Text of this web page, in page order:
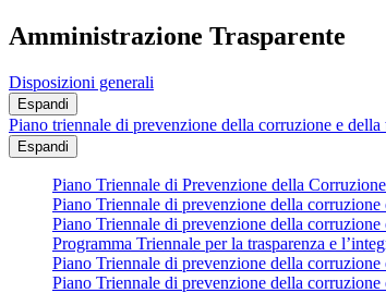
Amministrazione Trasparente
Disposizioni generali
Espandi
Piano triennale di prevenzione della corruzione e della
Espandi
Piano Triennale di Prevenzione della
Piano Triennale di prevenzione della corruzione
Piano Triennale di prevenzione della corruzione
Programma Triennale per la trasparenza e
Piano Triennale di prevenzione della corruzione
Piano Triennale di prevenzione della corruzione